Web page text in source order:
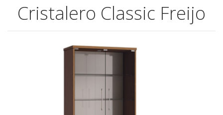
Cristalero Classic Freijo